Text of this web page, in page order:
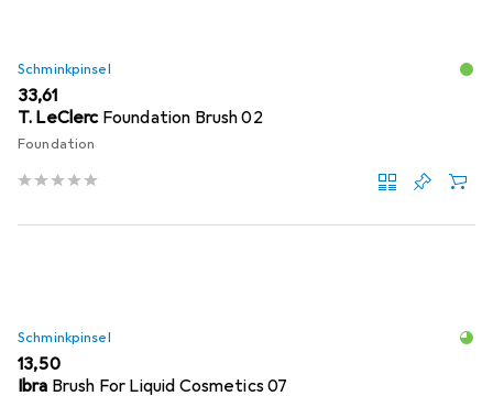
Schminkpinsel
EUR
33,61
T. LeClerc Foundation Brush 02
Foundation
Schminkpinsel
EUR
13,50
Ibra Brush For Liquid Cosmetics 07